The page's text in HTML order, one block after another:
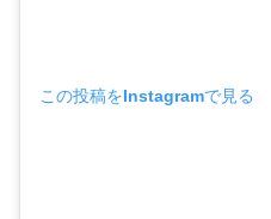
この投稿をInstagramで見る